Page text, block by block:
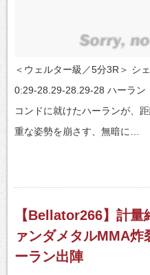
＜ウェルター級／5分3R＞ シ
0:29-28.29-28.29-28 ハーラン
コンドに就けたハーランが、
重な姿勢を崩さす、無暗に…
【Bellator266】計
ァンダメタルMMA
ーラン出陣